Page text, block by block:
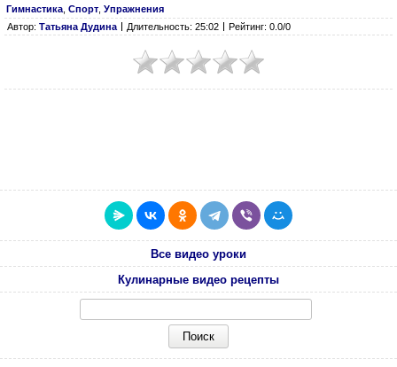
Гимнастика Спорт Упражнения
Автор: Татьяна Дудина Длительность: 25:02 Рейтинг: 0.0/0
Все видео уроки
Кулинарные видео рецепты